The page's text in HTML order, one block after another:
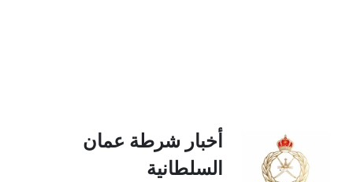
أخبار شرطة عمان
السلطانية